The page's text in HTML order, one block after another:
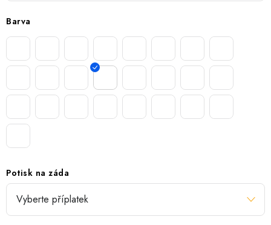
Barva
Potisk na záda